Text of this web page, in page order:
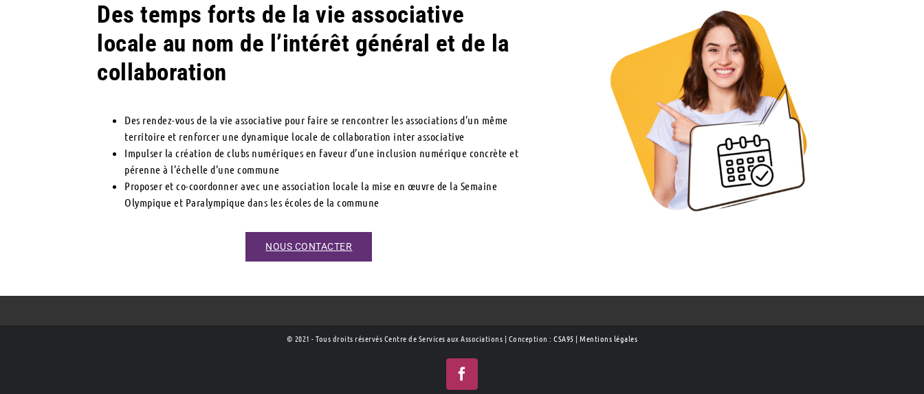
Des temps forts de la vie associative
locale au nom de l’intérêt général et de la
collaboration
Des rendez-vous de la vie associative pour faire se rencontrer les associations d’un même
territoire et renforcer une dynamique locale de collaboration inter associative
Impulser la création de clubs numériques en faveur d’une inclusion numérique concrète et
pérenne à l’échelle d’une commune
Proposer et co-coordonner avec une association locale la mise en œuvre de la Semaine
Olympique et Paralympique dans les écoles de la commune
NOUS CONTACTER
© 2021 - Tous droits réservés Centre de Services aux Associations | Conception :CSA95 |Mentions légales
Facebook